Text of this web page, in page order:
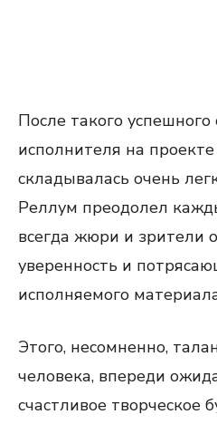
После такого
исполнителя на проекте
складывалась очень
Реллум преодолел
всегда жюри и зрители
уверенность и
исполняемого
Этого, несомненно,
человека, впереди
счастливое творческое